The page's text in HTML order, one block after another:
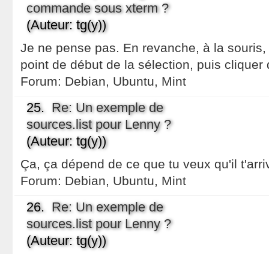
commande sous xterm ?
(Auteur: tg(y))
Je ne pense pas. En revanche, à la
point de début de la sélection, puis cliquer
Forum: Debian, Ubuntu, Mint
25. Re: Un exemple de
sources.list pour Lenny ?
(Auteur: tg(y))
Ça, ça dépend de ce que tu veux qu'il
Forum: Debian, Ubuntu, Mint
26. Re: Un exemple de
sources.list pour Lenny ?
(Auteur: tg(y))